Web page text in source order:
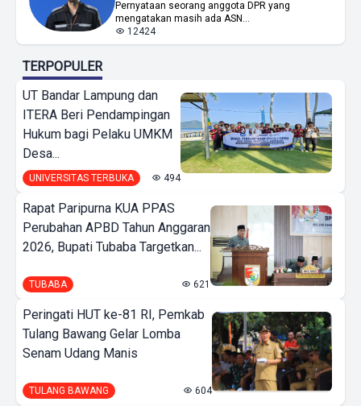
Pernyataan seorang anggota DPR yang
mengatakan masih ada ASN...
12424
TERPOPULER
UT Bandar Lampung dan
ITERA Beri Pendampingan
Hukum bagi Pelaku UMKM
Desa...
UNIVERSITAS TERBUKA 494
Rapat Paripurna KUA PPAS
Perubahan APBD Tahun Anggaran
2026, Bupati Tubaba Targetkan...
TUBABA 621
Peringati HUT ke-81 RI, Pemkab
Tulang Bawang Gelar Lomba
Senam Udang Manis
TULANG BAWANG 604